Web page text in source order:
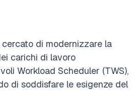
di modernizzare la
carichi di lavoro
Workload Scheduler (TWS),
di soddisfare le esigenze del